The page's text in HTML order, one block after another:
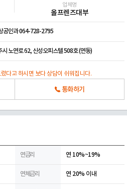
업체명
올프렌즈대부
공인과 064-728-2795
시 노연로 62, 신성오피스텔 508호 (연동)
다고 하시면 보다 상담이 쉬워집니다.
통화하기
연금리 연 10%~19%
연체금리 연 20% 이내